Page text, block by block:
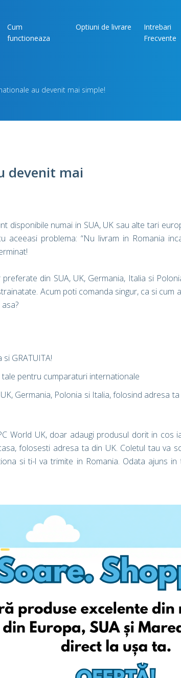
Cum
functioneaza
Optiuni de livrare
Intrebari
Frecvente
au devenit mai simple!
devenit mai
disponibile numai in SUA, UK sau alte tari
problema: “Nu livram in Romania
din SUA, UK, Germania, Italia si
Acum poti comanda singur, ca si cum
GRATUITA!
pentru cumparaturi internationale
Germania, Polonia si Italia, folosind adresa
World UK, doar adaugi produsul dorit in cos
folosesti adresa ta din UK. Coletul tau va
si ti-l va trimite in Romania. Odata ajuns in
si beneficiezi GRATUIT de prima livrare*!
ti identitatea astazi si deblocheaza
va fi activat automat si va fi valabil o luna
Acesta reducere este valabila numai
cu alta reducere oferita de EshopWedrop.